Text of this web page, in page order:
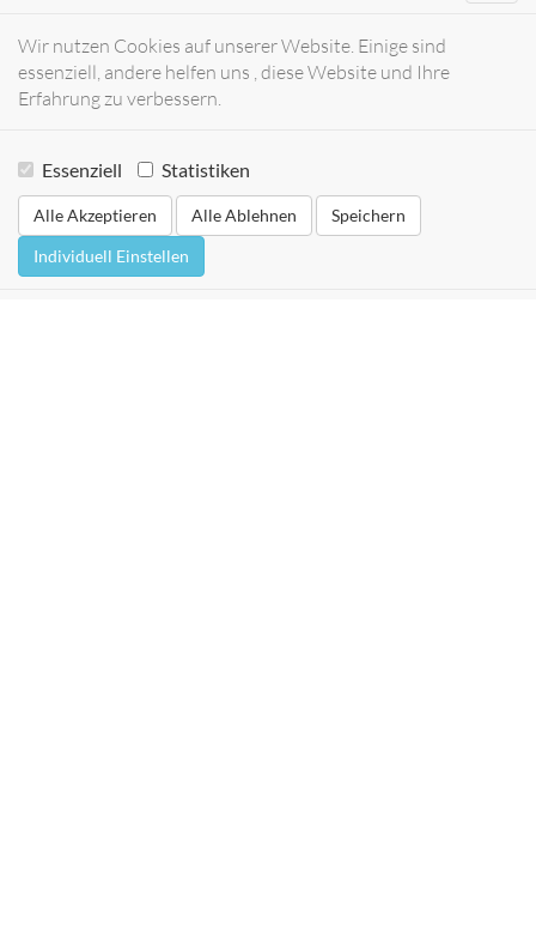
Wir nutzen Cookies auf unserer Website. Einige sind
essenziell, andere helfen uns , diese Website und Ihre
Erfahrung zu verbessern.
Essenziell Statistiken
Alle Akzeptieren Alle Ablehnen
Speichern
Individuell Einstellen